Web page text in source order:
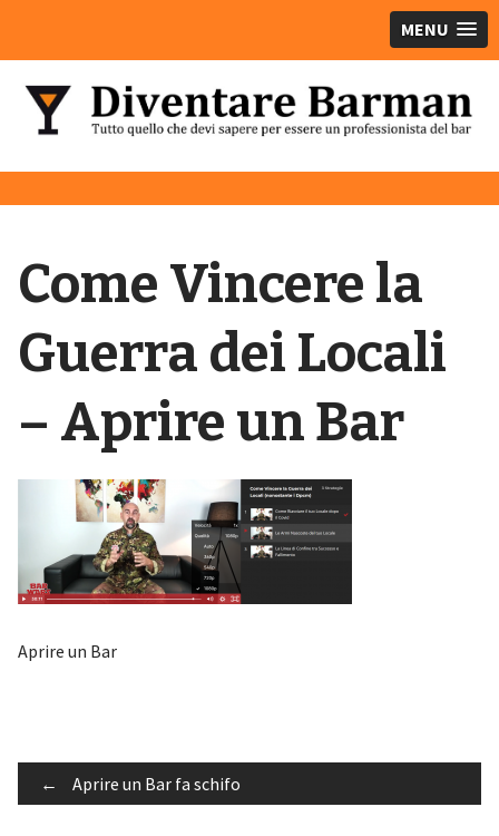
MENU
Come Vincere la
Guerra dei Locali
– Aprire un Bar
Aprire un Bar
Post
← Aprire un Bar fa schifo